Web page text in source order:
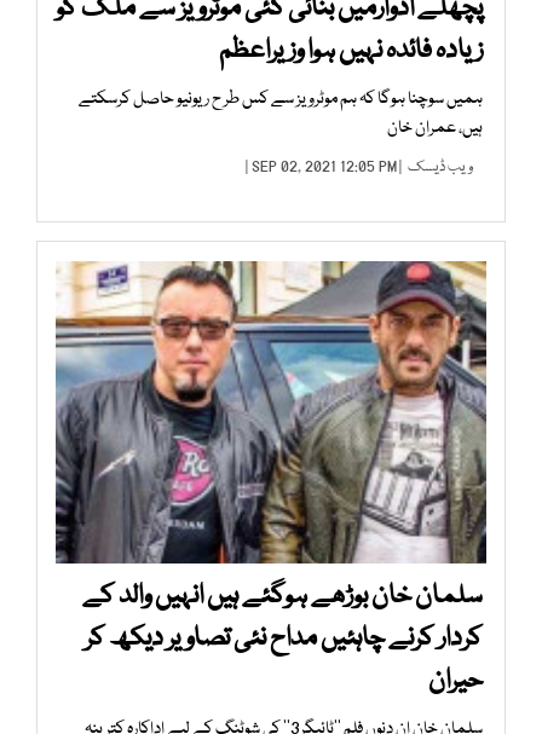
پچھلے ادوارمیں بنائی گئی موٹرویز سے ملک کو
زیادہ فائدہ نہیں ہوا وزیراعظم
ہمیں سوچنا ہوگا کہ ہم موٹرویز سے کس طر ح ریونیو حاصل کرسکتے
ہیں، عمران خان
ویب ڈیسک | SEP 02, 2021 12:05 PM |
سلمان خان بوڑھے ہوگئے ہیں انہیں والد کے
کردار کرنے چاہئیں مداح نئی تصاویر دیکھ کر
حیران